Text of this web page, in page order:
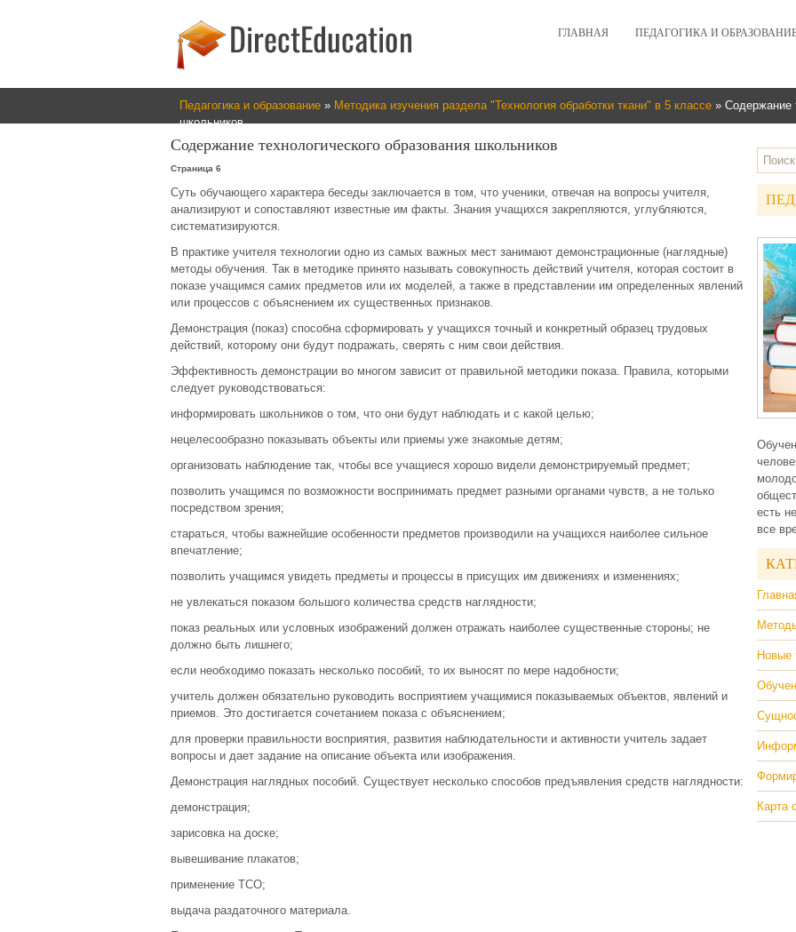
ГЛАВНАЯ ПЕДАГОГИКА И
Педагогика и образование » Методика изучения раздела "Технология обработки ткани" в 5 классе » Содержание
школьников
Содержание технологического образования школьников
Страница 6
Суть обучающего характера беседы заключается в том, что ученики, отвечая на вопросы учителя,
анализируют и сопоставляют известные им факты. Знания учащихся закрепляются, углубляются,
систематизируются.
В практике учителя технологии одно из самых важных мест занимают демонстрационные (наглядные)
методы обучения. Так в методике принято называть совокупность действий учителя, которая состоит в
показе учащимся самих предметов или их моделей, а также в представлении им определенных явлений
или процессов с объяснением их существенных признаков.
Демонстрация (показ) способна сформировать у учащихся точный и конкретный образец трудовых
действий, которому они будут подражать, сверять с ним свои действия.
Эффективность демонстрации во многом зависит от правильной методики показа. Правила, которыми
следует руководствоваться:
информировать школьников о том, что они будут наблюдать и с какой целью;
нецелесообразно показывать объекты или приемы уже знакомые детям;
организовать наблюдение так, чтобы все учащиеся хорошо видели демонстрируемый предмет;
позволить учащимся по возможности воспринимать предмет разными органами чувств, а не только
посредством зрения;
стараться, чтобы важнейшие особенности предметов производили на учащихся наиболее сильное
впечатление;
позволить учащимся увидеть предметы и процессы в присущих им движениях и изменениях;
не увлекаться показом большого количества средств наглядности;
показ реальных или условных изображений должен отражать наиболее существенные стороны; не
должно быть лишнего;
если необходимо показать несколько пособий, то их выносят по мере надобности;
учитель должен обязательно руководить восприятием учащимися показываемых объектов, явлений и
приемов. Это достигается сочетанием показа с объяснением;
для проверки правильности восприятия, развития наблюдательности и активности учитель задает
вопросы и дает задание на описание объекта или изображения.
Демонстрация наглядных пособий. Существует несколько способов предъявления средств наглядности:
демонстрация;
зарисовка на доске;
вывешивание плакатов;
применение ТСО;
выдача раздаточного материала.
есть
все
Новые
Карта